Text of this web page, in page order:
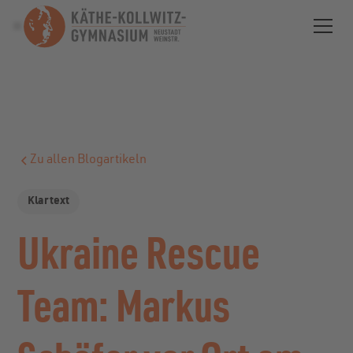
Zu allen Blogartikeln
Klartext
Ukraine Rescue
Team: Markus